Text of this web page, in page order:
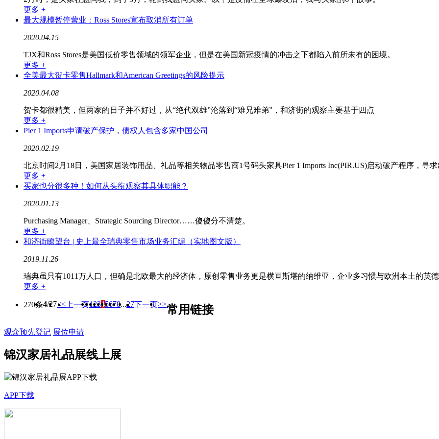
更多 +
最大规模暂停营业：Ross Stores宣布取消所有订单
2020.04.15
TJX和Ross Stores是美国低价零售领域的领军企业，但是在美国新冠疫情的冲击之下都陷入前所未有的困境。
更多 +
全美最大贺卡零售Hallmark和American Greetings的风险提示
2020.04.08
贺卡都很精美，但两家的日子并不好过，从“绝代双雄”沦落到“难兄难弟”，和济街的观察主要基于四点
更多 +
Pier 1 Imports申请破产保护，债权人包含多家中国公司
2020.02.19
北京时间2月18日，美国家居装饰用品、礼品等相关物品零售商1号码头家具Pier 1 Imports Inc(PIR.US)启动破产程序，寻求
更多 +
买家也分很多种！如何从头衔观察其具体职能？
2020.01.13
Purchasing Manager、Strategic Sourcing Director……傻傻分不清楚。
更多 +
和济街瞭望台 | 史上最全瑞典零售市场业务汇编（实地图文版）
2019.11.26
瑞典虽只有1011万人口，但确是北欧最大的经济体，原创零售业务更是横亘斯堪的纳维亚，企业多习惯与欧洲本土的英
更多 +
270条4/27<< 上一页12345678...27下一页>>常用链接
观众预先登记 展位申请
锦汉家居礼品展线上展
APP下载